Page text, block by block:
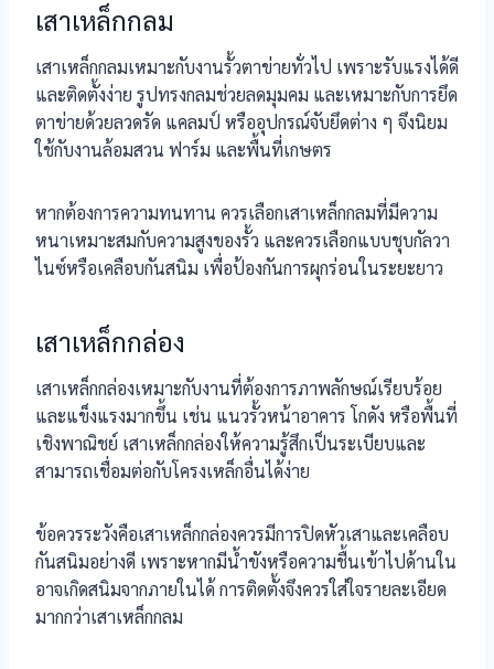
เสาเหล็กกลม
เสาเหล็กกลมเหมาะกับงานรั้วตาข่ายทั่วไป เพราะรับแรงได้ดี
และติดตั้งง่าย รูปทรงกลมช่วยลดมุมคม และเหมาะกับการยึด
ตาข่ายด้วยลวดรัด แคลมป์ หรืออุปกรณ์จับยึดต่าง ๆ จึงนิยม
ใช้กับงานล้อมสวน ฟาร์ม และพื้นที่เกษตร
หากต้องการความทนทาน ควรเลือกเสาเหล็กกลมที่มีความ
หนาเหมาะสมกับความสูงของรั้ว และควรเลือกแบบชุบกัลวา
ไนซ์หรือเคลือบกันสนิม เพื่อป้องกันการผุกร่อนในระยะยาว
เสาเหล็กกล่อง
เสาเหล็กกล่องเหมาะกับงานที่ต้องการภาพลักษณ์เรียบร้อย
และแข็งแรงมากขึ้น เช่น แนวรั้วหน้าอาคาร โกดัง หรือพื้นที่
เชิงพาณิชย์ เสาเหล็กกล่องให้ความรู้สึกเป็นระเบียบและ
สามารถเชื่อมต่อกับโครงเหล็กอื่นได้ง่าย
ข้อควรระวังคือเสาเหล็กกล่องควรมีการปิดหัวเสาและเคลือบ
กันสนิมอย่างดี เพราะหากมีน้ำขังหรือความชื้นเข้าไปด้านใน
อาจเกิดสนิมจากภายในได้ การติดตั้งจึงควรใส่ใจรายละเอียด
มากกว่าเสาเหล็กกลม